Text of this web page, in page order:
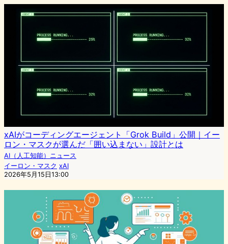
xAIがコーディングエージェント「Grok Build」公開｜イー
ロン・マスクが選んだ「囲い込まない」設計とは
AI（人工知能）ニュース
イーロン・マスク xAI
2026年5月15日13:00